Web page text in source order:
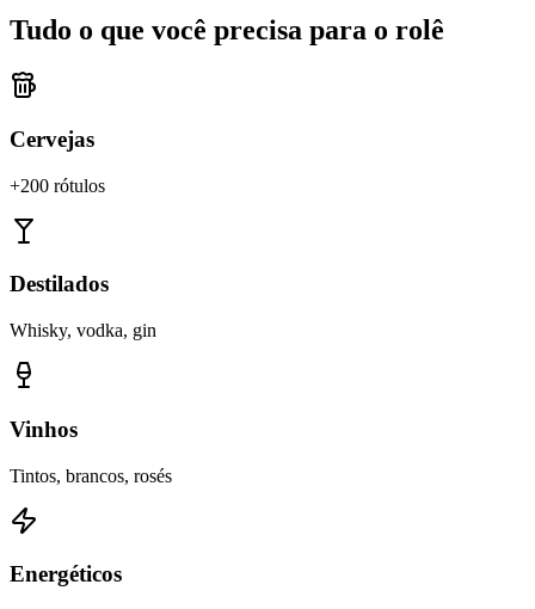
Tudo o que você precisa para o rolê
Cervejas
+200 rótulos
Destilados
Whisky, vodka, gin
Vinhos
Tintos, brancos, rosés
Energéticos